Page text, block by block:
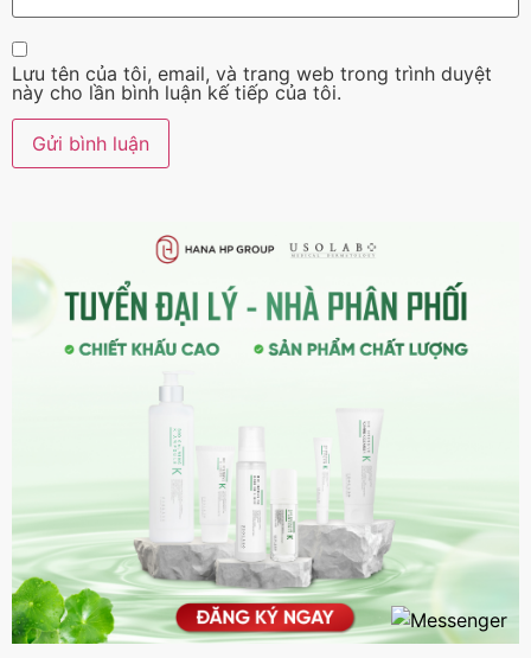
Lưu tên của tôi, email, và trang web trong trình duyệt
này cho lần bình luận kế tiếp của tôi.